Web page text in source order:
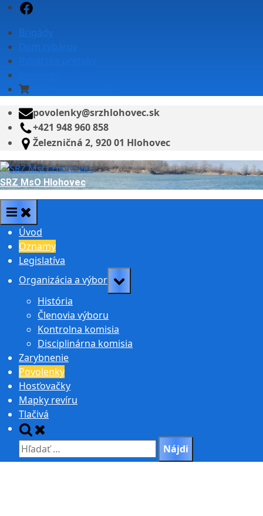
Skip
content
Facebook
Brigády
Dom rybárov
povolenky@srzhlohovec.sk
+421 948 960 858
Železničná 2, 920 01 Hlohovec
SRZ MsO Hlohovec
Úvod
Oznamy
Legislatíva
Organizácia a výbor Toggle
sub-
História
Členovia výboru
Kontrolna komisia
Disciplinárna komisia
Zarybnenie
Povolenky
Hosťovačky
Mapky revíru
Tlačivá
Toggle
search
form
Hľadať: